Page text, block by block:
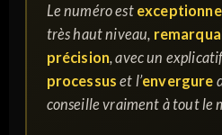
Le numéro est
très haut niveau,
précision , avec un
processus et l’envergure
conseille vraiment à tout le